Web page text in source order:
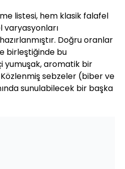
listesi, hem klasik falafel
varyasyonları
Doğru oranlar
birleştiğinde bu
yumuşak, aromatik bir
sebzeler (biber ve
sunulabilecek bir başka